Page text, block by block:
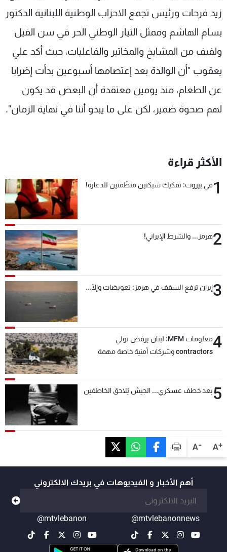
A+
A-
زيد فرحات ورئيس تجمع الاحزاب الوطنية اللبنانية الدكتور
بسام الهاشم وممثل التيار الوطني الحر في سن الفيل
ولفيف من المشايخ والمخاتير والفاعليات، حيث أكد علي
يعقوب "أن الوالدة بعد إعتصامها أسبوعين بدأت إضرابا
عن الطعام، منذ يومين معتقدة أن البعض قد يكون
لهم صحوة ضمير، لكن على ما يبدو أننا في نهاية الزمان".
الأكثر قراءة
1في بيروت: تفكيك شبكتين منظّمتين للدعارة!
2هرمز... والشرط الإيراني!
3إيران ترفع السقف في هرمز: تعويضات وإلّا...
4
معلومات MFM: لبنان يرفض تولي
contractors وشركات أمنية خاصة مهمة
5بعد خطف عسكري... الجيش يُلاحق الخاطفين
أهم الأخبار و الفيديوهات في بريدك الالكتروني
@mtvlebanonnews
@mtvlebanon